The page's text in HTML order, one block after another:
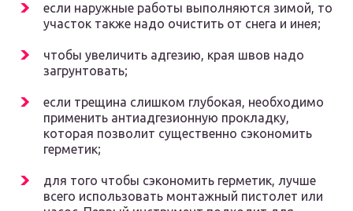
если наружные работы выполняются зимой, то
участок также надо очистить от снега и инея;
чтобы увеличить адгезию, края швов надо
загрунтовать;
если трещина слишком глубокая, необходимо
применить антиадгезионную прокладку,
которая позволит существенно сэкономить
герметик;
для того чтобы сэкономить герметик, лучше
всего использовать монтажный пистолет или